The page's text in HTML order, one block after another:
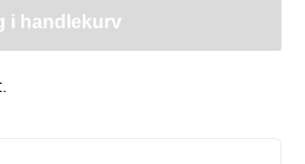
i handlekurv